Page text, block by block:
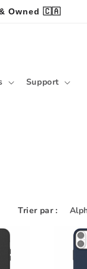
Owned 🇨🇦
Support
Trier par :